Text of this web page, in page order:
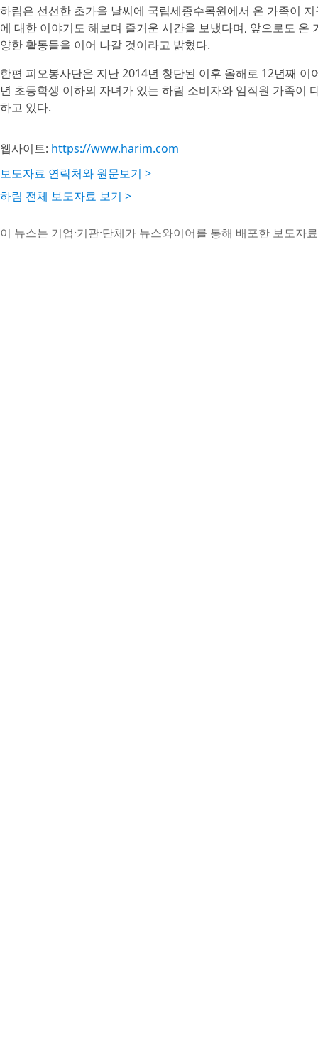
하림은 선선한 초가을 날씨에 국립세종수목원에서 온 가족이
에 대한 이야기도 해보며 즐거운 시간을 보냈다며, 앞으로도
양한 활동들을 이어 나갈 것이라고 밝혔다.
한편 피오봉사단은 지난 2014년 창단된 이후 올해로 12년째
년 초등학생 이하의 자녀가 있는 하림 소비자와 임직원 가족이
하고 있다.
웹사이트: https://www.harim.com
보도자료 연락처와 원문보기 >
하림 전체 보도자료 보기 >
이 뉴스는 기업·기관·단체가 뉴스와이어를 통해 배포한 보도자